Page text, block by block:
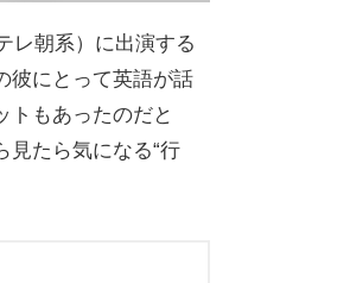
レ朝系）に出演する
彼にとって英語が話
トもあったのだと
見たら気になる“行